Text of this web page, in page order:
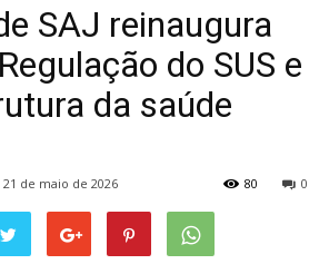
SAJ reinaugura
do SUS e
da saúde
21 de maio de 2026 0
80